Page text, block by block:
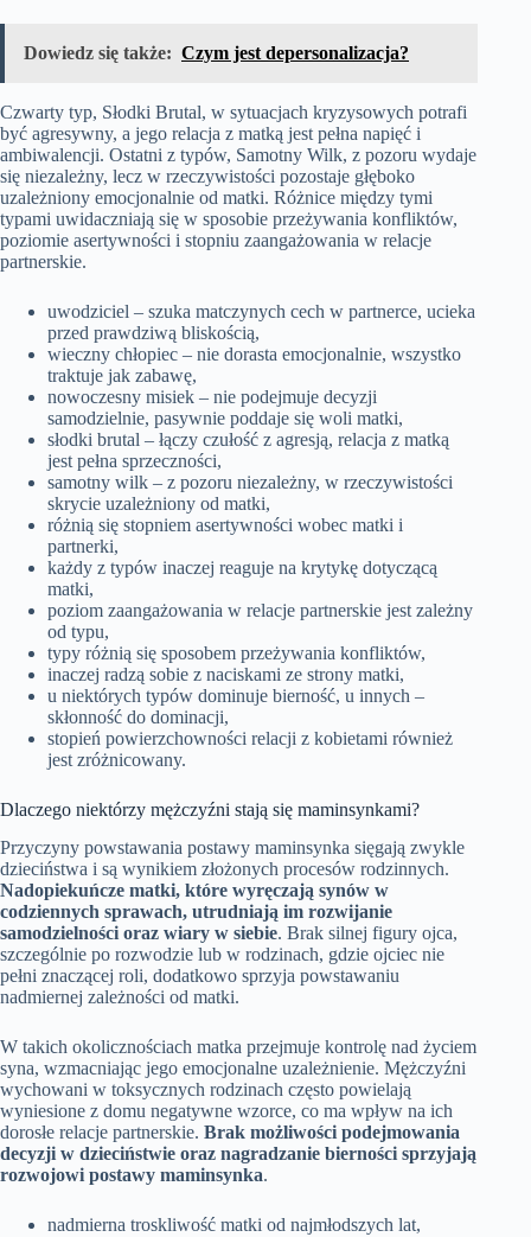
Dowiedz się także: Czym jest depersonalizacja?
Czwarty typ, Słodki Brutal, w sytuacjach kryzysowych potrafi
być agresywny, a jego relacja z matką jest pełna napięć i
ambiwalencji. Ostatni z typów, Samotny Wilk, z pozoru wydaje
się niezależny, lecz w rzeczywistości pozostaje głęboko
uzależniony emocjonalnie od matki. Różnice między tymi
typami uwidaczniają się w sposobie przeżywania konfliktów,
poziomie asertywności i stopniu zaangażowania w relacje
partnerskie.
uwodziciel – szuka matczynych cech w partnerce, ucieka
przed prawdziwą bliskością,
wieczny chłopiec – nie dorasta emocjonalnie, wszystko
traktuje jak zabawę,
nowoczesny misiek – nie podejmuje decyzji
samodzielnie, pasywnie poddaje się woli matki,
słodki brutal – łączy czułość z agresją, relacja z matką
jest pełna sprzeczności,
samotny wilk – z pozoru niezależny, w rzeczywistości
skrycie uzależniony od matki,
różnią się stopniem asertywności wobec matki i
partnerki,
każdy z typów inaczej reaguje na krytykę dotyczącą
matki,
poziom zaangażowania w relacje partnerskie jest zależny
od typu,
typy różnią się sposobem przeżywania konfliktów,
inaczej radzą sobie z naciskami ze strony matki,
u niektórych typów dominuje bierność, u innych –
skłonność do dominacji,
stopień powierzchowności relacji z kobietami również
jest zróżnicowany.
Dlaczego niektórzy mężczyźni stają się maminsynkami?
Przyczyny powstawania postawy maminsynka sięgają zwykle
dzieciństwa i są wynikiem złożonych procesów rodzinnych.
Nadopiekuńcze matki, które wyręczają synów w
codziennych sprawach, utrudniają im rozwijanie
samodzielności oraz wiary w siebie. Brak silnej figury ojca,
szczególnie po rozwodzie lub w rodzinach, gdzie ojciec nie
pełni znaczącej roli, dodatkowo sprzyja powstawaniu
nadmiernej zależności od matki.
W takich okolicznościach matka przejmuje kontrolę nad życiem
syna, wzmacniając jego emocjonalne uzależnienie. Mężczyźni
wychowani w toksycznych rodzinach często powielają
wyniesione z domu negatywne wzorce, co ma wpływ na ich
dorosłe relacje partnerskie. Brak możliwości podejmowania
decyzji w dzieciństwie oraz nagradzanie bierności sprzyjają
rozwojowi postawy maminsynka.
nadmierna troskliwość matki od najmłodszych lat,